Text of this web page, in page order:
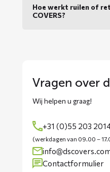
Hoe werkt ruilen of
COVERS?
Vragen over
Wij helpen u graag!
+31 (0)55 203
(werkdagen van 09.00 –
Contactformulier